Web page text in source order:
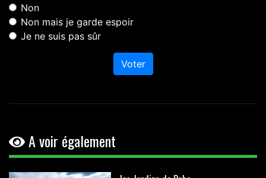
Non
Non mais je garde espoir
Je ne suis pas sûr
Voter
A voir également